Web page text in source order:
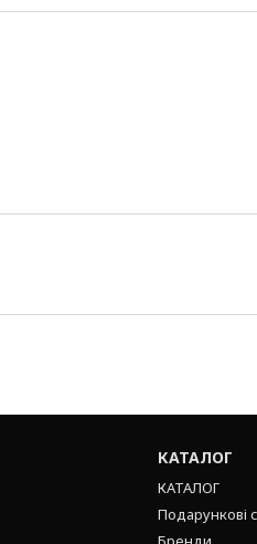
КАТАЛОГ
КАТАЛОГ
Подарункові